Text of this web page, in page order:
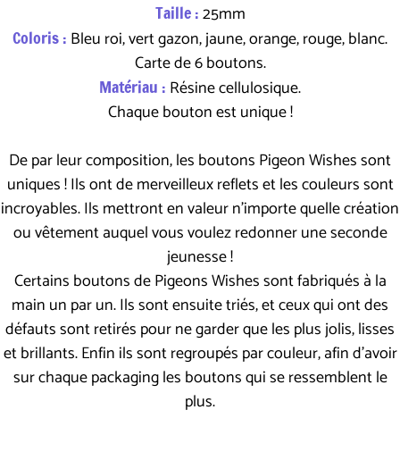
Taille :25mm
Coloris : Bleu roi, vert gazon, jaune, orange, rouge, blanc.
Carte de 6 boutons.
Matériau : Résine cellulosique.
Chaque bouton est unique !
De par leur composition, les boutons Pigeon Wishes sont
uniques ! Ils ont de merveilleux reflets et les couleurs sont
incroyables. Ils mettront en valeur n'importe quelle création
ou vêtement auquel vous voulez redonner une seconde
jeunesse !
Certains boutons de Pigeons Wishes sont fabriqués à la
main un par un. Ils sont ensuite triés, et ceux qui ont des
défauts sont retirés pour ne garder que les plus jolis, lisses
et brillants. Enfin ils sont regroupés par couleur, afin d'avoir
sur chaque packaging les boutons qui se ressemblent le
plus.